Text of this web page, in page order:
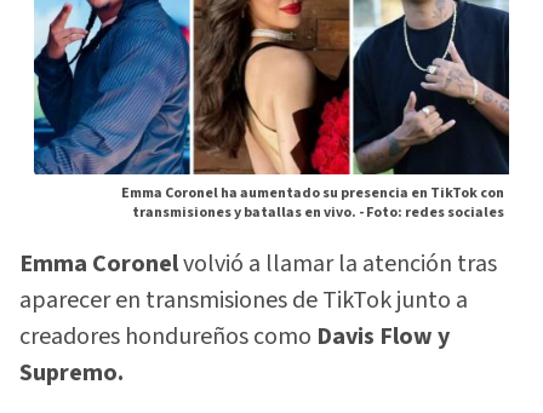
Emma Coronel ha aumentado su presencia en TikTok con
transmisiones y batallas en vivo. -Foto: redes sociales
Emma Coronelvolvió a llamar la atención tras
aparecer en transmisiones de TikTok junto a
creadores hondureños como Davis Flow y
Supremo.